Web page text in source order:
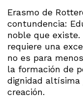
Erasmo de
contundencia:
noble que existe.
requiere una
no es para
la formación de
dignidad altísima
creación.